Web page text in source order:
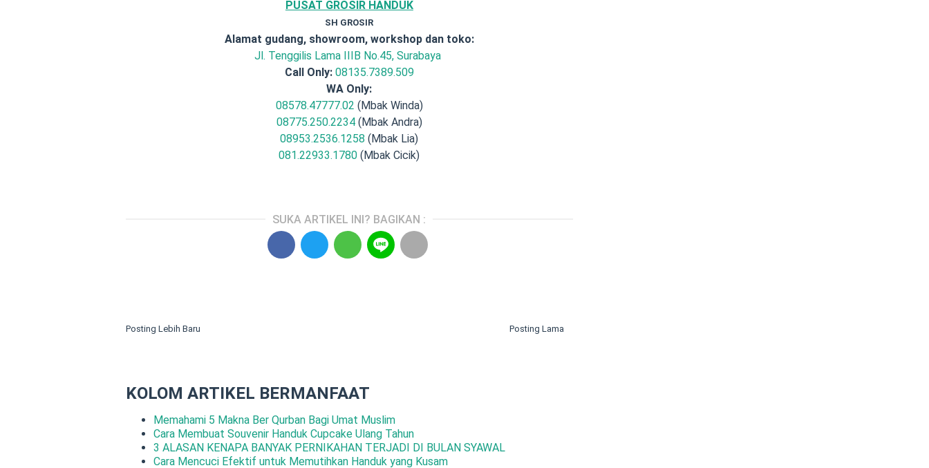
PUSAT GROSIR HANDUK
SH GROSIR
Alamat gudang, showroom, workshop dan toko:
Jl. Tenggilis Lama IIIB No.45, Surabaya
Call Only: 08135.7389.509
WA Only:
08578.47777.02 (Mbak Winda)
08775.250.2234(Mbak Andra)
08953.2536.1258 (Mbak Lia)
081.22933.1780 (Mbak Cicik)
SUKA ARTIKEL INI? BAGIKAN :
Posting Lebih Baru Posting Lama
KOLOM ARTIKEL BERMANFAAT
Memahami 5 Makna Ber Qurban Bagi Umat Muslim
Cara Membuat Souvenir Handuk Cupcake Ulang Tahun
3 ALASAN KENAPA BANYAK PERNIKAHAN TERJADI DI BULAN SYAWAL
Cara Mencuci Efektif untuk Memutihkan Handuk yang Kusam